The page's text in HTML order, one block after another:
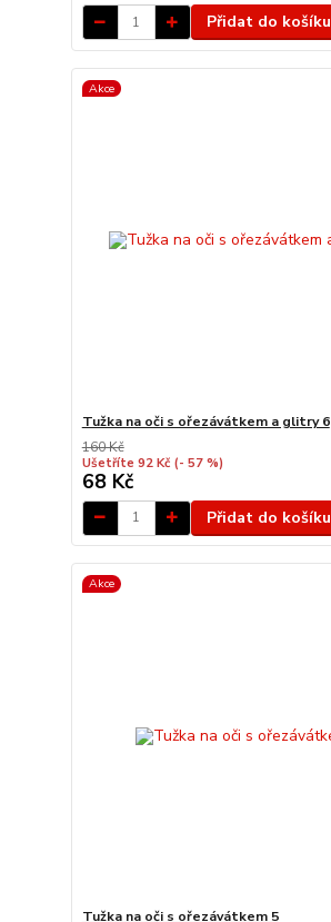
Přidat do košíku
Akce
Tužka na oči s ořezávátkem a glitry 6
160 Kč
Ušetříte 92 Kč (- 57 %)
68 Kč
Přidat do košíku
Akce
Tužka na oči s ořezávátkem 5